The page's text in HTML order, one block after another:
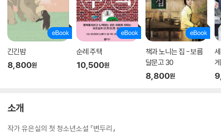
긴긴밤
8,800원
순례 주택
10,500원
책과 노니는 집 - 보름
달문고 30
8,800원
게
소개
작가 유은실의 첫 청소년소설 『변두리』